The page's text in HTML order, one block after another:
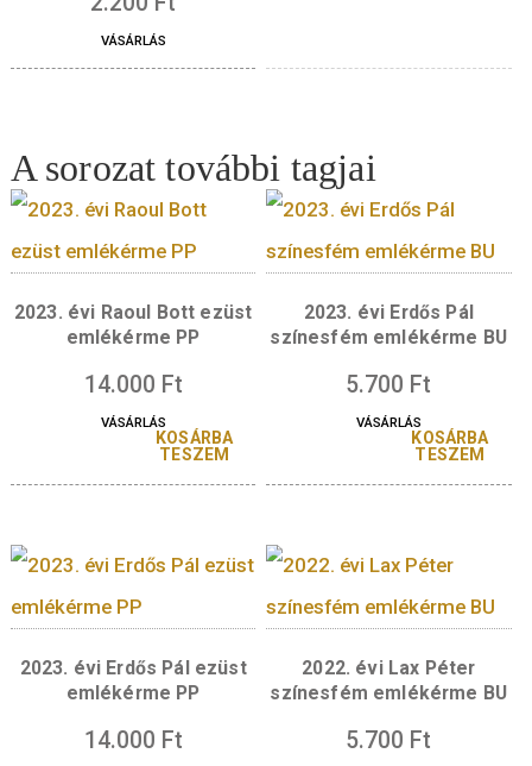
Érdekelhetnek még…
Díszdoboz 30 mm
érméhez – kék
2.200Ft
VÁSÁRLÁS
W1873 Díszdoboz 30
es érméhez –
A sorozat további tagjai
2023. évi Raoul Bott ezüst
14.000 Ft
VÁSÁRLÁS
2023. évi Erdős
5.700Ft
VÁSÁRLÁS